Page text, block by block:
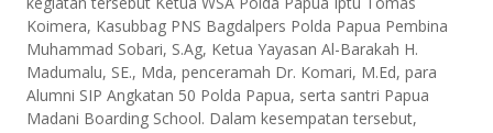
Koimera, Kasubbag PNS Bagdalpers Polda Papua Pembina
Muhammad Sobari, S.Ag, Ketua Yayasan Al-Barakah H.
Madumalu, SE., Mda, penceramah Dr. Komari, M.Ed, para
Alumni SIP Angkatan 50 Polda Papua, serta santri Papua
Madani Boarding School. Dalam kesempatan tersebut,